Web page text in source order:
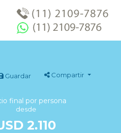
Guardar Compartir
final por persona
desde
2.110